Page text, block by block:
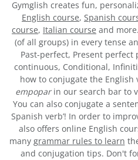
Gymglish creates fun,
English course, Spanish
course, Italian course and
(of all groups) in every tense
Past-perfect, Present
continuous, Conditional,
how to conjugate the English
empoparin our search bar to
You can also conjugate a
Spanish verb’! In order to
also offers online English
many grammar rules to learn
and conjugation tips. Don't